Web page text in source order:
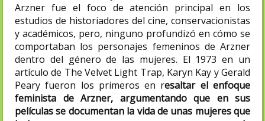
Arzner fue el foco de atención principal en los
estudios de historiadores del cine, conservacionistas
y académicos, pero, ninguno profundizó en cómo se
comportaban los personajes femeninos de Arzner
dentro del género de las mujeres. El 1973 en un
artículo de The Velvet Light Trap, Karyn Kay y Gerald
Peary fueron los primeros en resaltar el enfoque
feminista de Arzner, argumentando que en sus
películas se documentan la vida de unas mujeres que